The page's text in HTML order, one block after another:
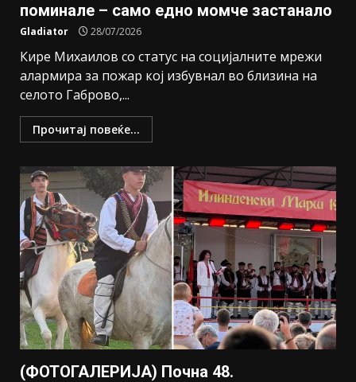
поминале – само едно момче застанало
Gladiator 28/07/2026
Кире Михаилов со статус на социјалните мрежи
алармира за пожар кој избувнал во близина на
селото Габрово,...
Прочитај повеќе...
(ФОТОГАЛЕРИЈА) Почна 48.